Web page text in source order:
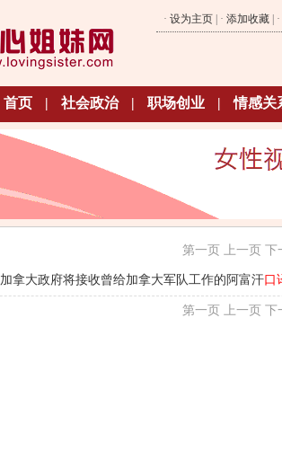
· 设为主页 | · 添加收藏 | ·
首页 | 社会政治 | 职场创业 | 情感关
第一页 上一页 下
加拿大政府将接收曾给加拿大军队工作的阿富汗口
第一页 上一页 下